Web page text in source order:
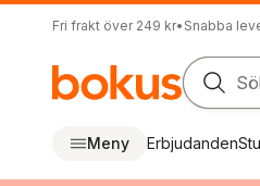
Fri frakt över 249 kr• Snabba
Meny Erbjudanden